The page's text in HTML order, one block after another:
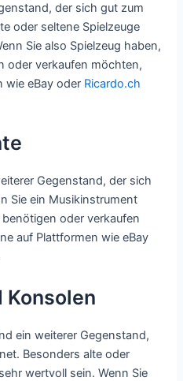
der sich gut zum
oder seltene Spielzeuge
Sie also Spielzeug haben,
oder verkaufen möchten,
wie eBay oder Ricardo.ch
Gegenstand, der sich
Sie ein Musikinstrument
oder verkaufen
auf Plattformen wie eBay
Konsolen
ein weiterer Gegenstand,
Besonders alte oder
wertvoll sein. Wenn Sie